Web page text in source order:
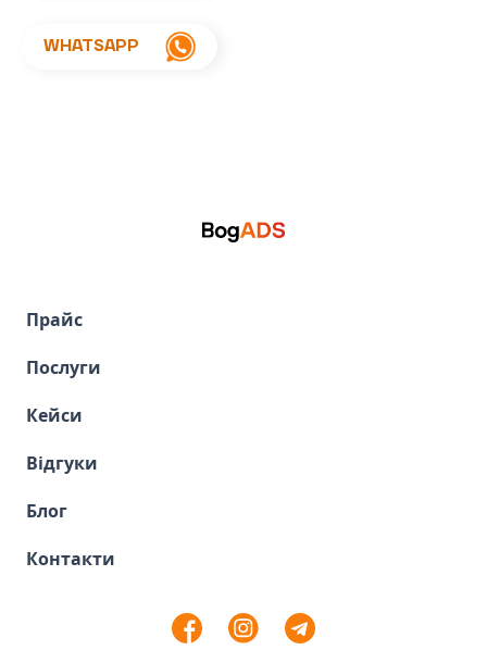
WHATSAPP
Прайс
Послуги
Кейси
Відгуки
Блог
Контакти